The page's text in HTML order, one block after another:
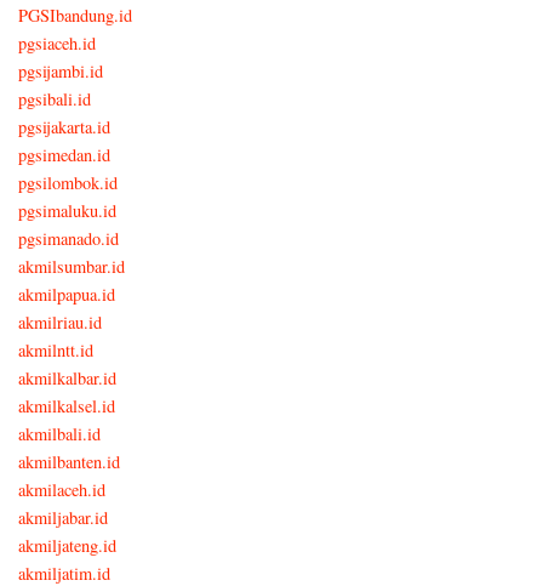
PGSIbandung.id
pgsiaceh.id
pgsijambi.id
pgsibali.id
pgsijakarta.id
pgsimedan.id
pgsilombok.id
pgsimaluku.id
pgsimanado.id
akmilsumbar.id
akmilpapua.id
akmilriau.id
akmilntt.id
akmilkalbar.id
akmilkalsel.id
akmilbali.id
akmilbanten.id
akmilaceh.id
akmiljabar.id
akmiljateng.id
akmiljatim.id